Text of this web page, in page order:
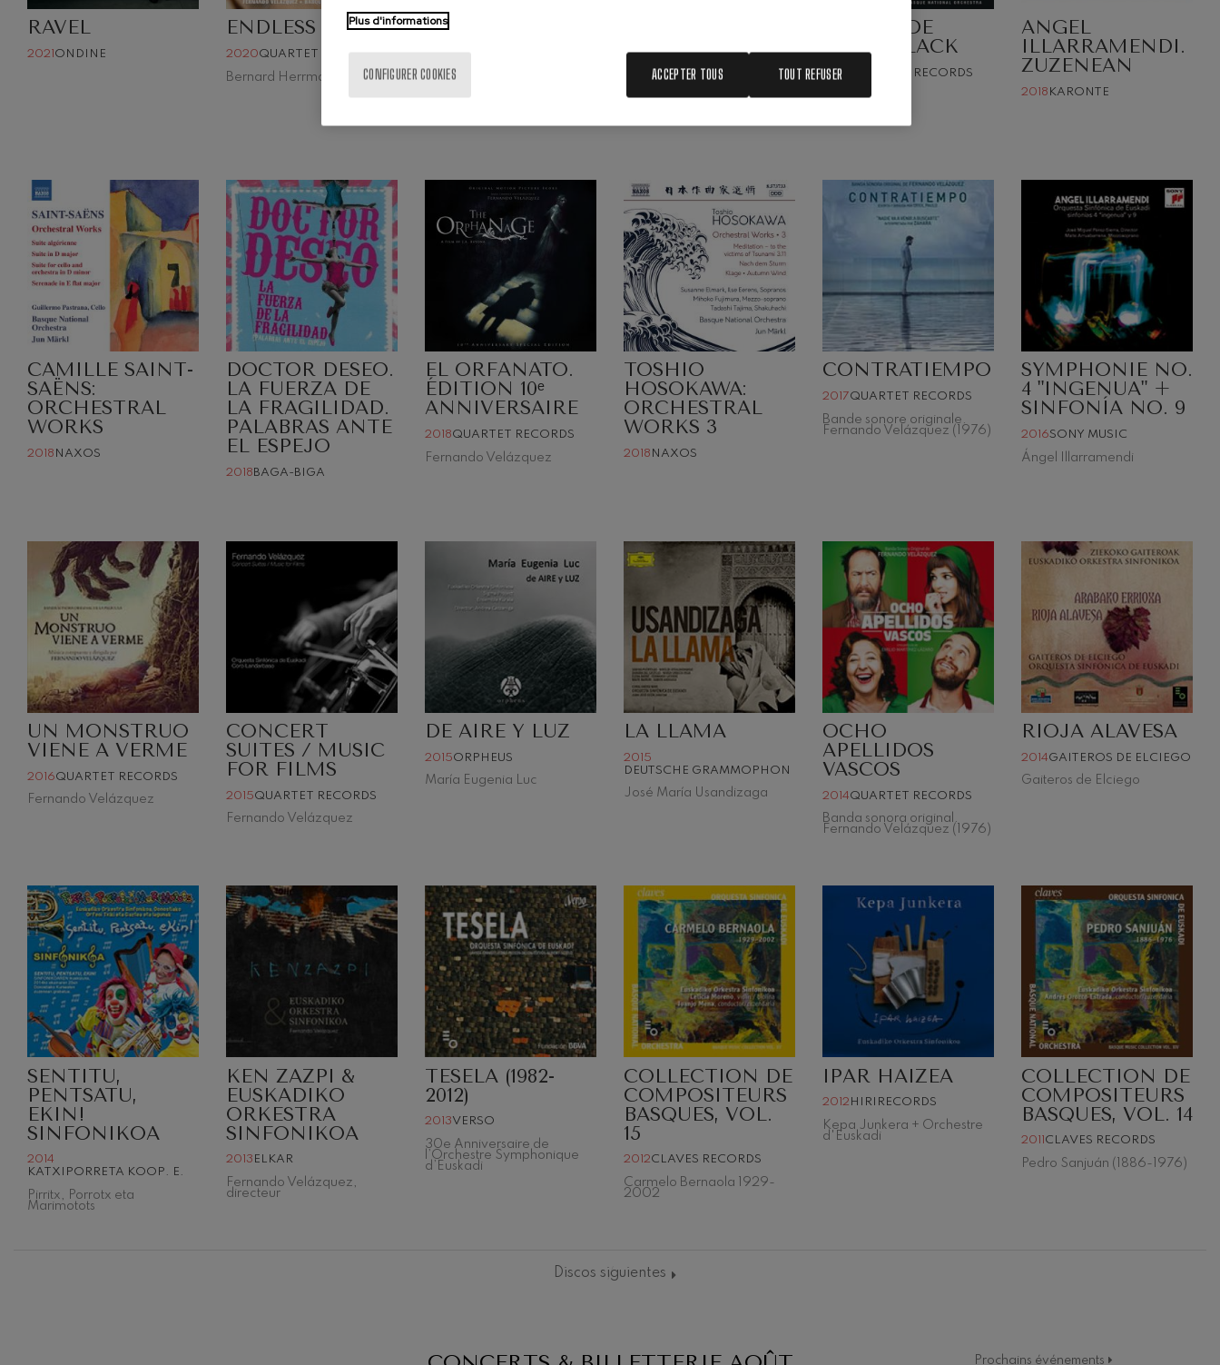
RAVEL
2021 ONDINE
ENDLESS NIGHT
2020QUARTET RECORDS
Bernard Herrmann
PATRIA
2020
MUSIC
(MONDRAGON
COOP.)
THE BRIDE
WORE BLACK
2019 QUARTET RECORDS
ANGEL
ILLARRAMENDI.
ZUZENEAN
2018 KARONTE
CAMILLE SAINT-
SAËNS:
ORCHESTRAL
WORKS
2018 NAXOS
DOCTOR DESEO.
LA FUERZA DE
LA FRAGILIDAD.
PALABRAS ANTE
EL ESPEJO
2018 BAGA-BIGA
EL ORFANATO.
ÉDITION 10ᵉ
ANNIVERSAIRE
2018QUARTET RECORDS
Fernando Velázquez
TOSHIO
HOSOKAWA:
ORCHESTRAL
WORKS 3
2018 NAXOS
CONTRATIEMPO
2017QUARTET RECORDS
Bande sonore originale.
Fernando Velázquez (1976)
SYMPHONIE NO.
4 "INGENUA" +
SINFONÍA NO. 9
2016SONY MUSIC
Ángel Illarramendi
UN MONSTRUO
VIENE A VERME
2016QUARTET RECORDS
Fernando Velázquez
CONCERT
SUITES / MUSIC
FOR FILMS
2015QUARTET RECORDS
Fernando Velázquez
DE AIRE Y LUZ
2015ORPHEUS
María Eugenia Luc
LA LLAMA
2015
DEUTSCHE GRAMMOPHON
José María Usandizaga
OCHO
APELLIDOS
VASCOS
2014QUARTET RECORDS
Banda sonora original.
Fernando Velázquez (1976)
RIOJA ALAVESA
2014GAITEROS DE ELCIEGO
Gaiteros de Elciego
SENTITU,
PENTSATU,
EKIN!
SINFONIKOA
2014
KATXIPORRETA KOOP. E.
Pirritx, Porrotx eta
Marimotots
KEN ZAZPI &
EUSKADIKO
ORKESTRA
SINFONIKOA
2013 ELKAR
Fernando Velázquez,
directeur
TESELA (1982-
2012)
2013VERSO
30e Anniversaire de
l’Orchestre Symphonique
d’Euskadi
COLLECTION DE
COMPOSITEURS
BASQUES, VOL.
15
2012CLAVES RECORDS
Carmelo Bernaola 1929-
2002
IPAR HAIZEA
2012 HIRIRECORDS
Kepa Junkera + Orchestre
d'Euskadi
COLLECTION DE
COMPOSITEURS
BASQUES, VOL. 14
2011 CLAVES RECORDS
Pedro Sanjuán (1886-1976)
Discos siguientes
Prochains événements
12 AOÛT, 2026 AOÛT, 2026
Plus d'informations
CONFIGURER COOKIES TOUT REFUSER
ACCEPTER TOUS